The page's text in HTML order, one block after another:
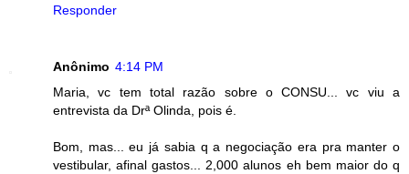
Responder
Anônimo 4:14 PM
Maria, vc tem total razão sobre o CONSU... vc viu a
entrevista da Drª Olinda, pois é.
Bom, mas... eu já sabia q a negociação era pra manter o
vestibular, afinal gastos... 2,000 alunos eh bem maior do q